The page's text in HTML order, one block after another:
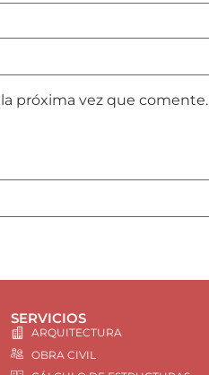
próxima vez que comente.
SERVICIOS
ARQUITECTURA
OBRA CIVIL